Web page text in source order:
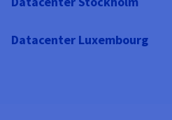
Datacenter Luxembourg